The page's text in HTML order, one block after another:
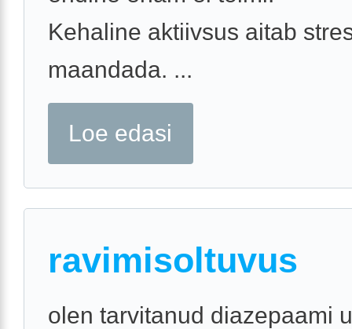
Kehaline aktiivsus aitab
maandada. ...
Loe edasi
ravimisoltuvus
olen tarvitanud diazepaami